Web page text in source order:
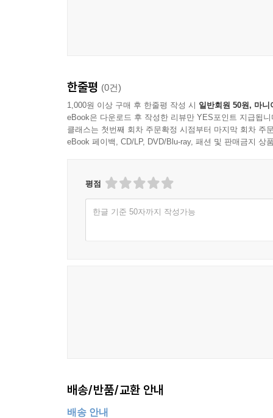
한줄평 (0건)
1,000원 이상 구매 후 한줄평 작성 시 일반회원 50원, 마니
eBook은 다운로드 후 작성한 리뷰만 YES포인트 지급됩니
클래스는 첫번째 회차 주문확정 시점부터 마지막 회차 주
eBook 페이백, CD/LP, DVD/Blu-ray, 패션 및 판매금지 상
평점
한글 기준 50자까지 작성가능
배송/반품/교환 안내
배송 안내